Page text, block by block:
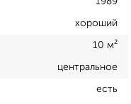
хороший
10 м²
центральное
есть